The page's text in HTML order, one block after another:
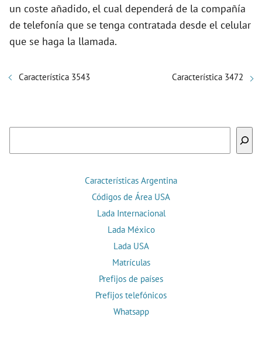
un coste añadido, el cual dependerá de la compañía
de telefonía que se tenga contratada desde el celular
que se haga la llamada.
Característica 3543 Característica 3472
Características Argentina
Códigos de Área USA
Lada Internacional
Lada México
Lada USA
Matrículas
Prefijos de países
Prefijos telefónicos
Whatsapp